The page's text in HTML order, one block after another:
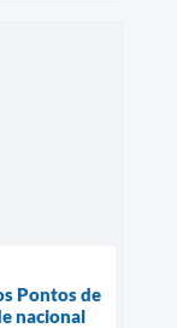
Pontos de
nacional